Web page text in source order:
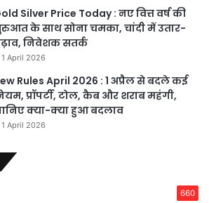
Silver Price Today : नए वित्त वर्ष की
के साथ सोना चमका, चांदी में उतार-
निवेशक सतर्क
1 April 2026
Rules April 2026 : 1 अप्रैल से बदले कई
प्रॉपर्टी, टोल, कैब और शराब महंगी,
क्या-क्या हुआ बदलाव
1 April 2026
660